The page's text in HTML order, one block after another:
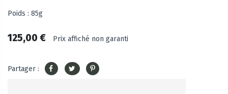
Poids : 85g
125,00 € Prix affiché non garanti
Partager :